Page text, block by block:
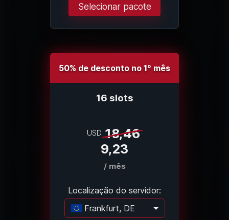
Selecionar pacote
50% de desconto no 1º mês
16 slots
USD 18,46
9,23
/ mês
Localização do servidor:
Frankfurt, DE
Carregando...